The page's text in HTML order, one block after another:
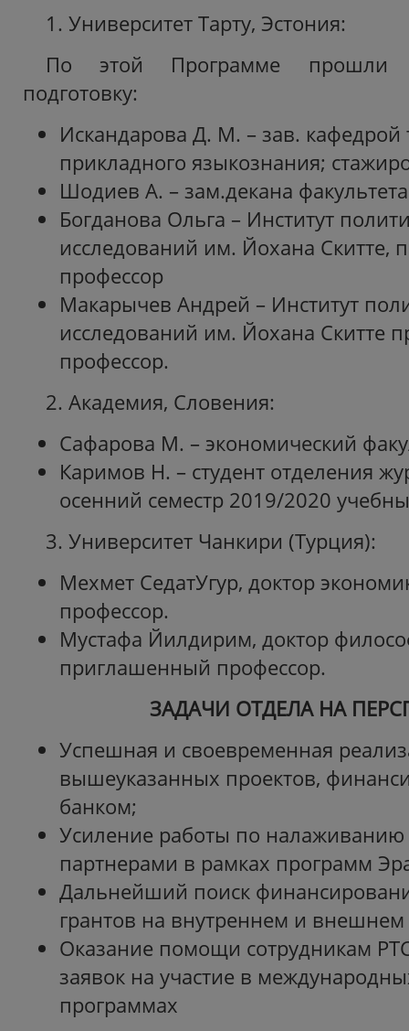
1. Университет Тарту, Эстония:
По этой Программе прошли
подготовку:
Искандарова Д. М. – зав. кафедрой
прикладного языкознания;
Шодиев А. – зам.декана
Богданова Ольга – Институт
исследований им. Йохана Скитте,
профессор
Макарычев Андрей – Институт
исследований им. Йохана Скитте
профессор.
2. Академия, Словения:
Сафарова М. – экономический
Каримов Н. – студент отделения
осенний семестр 2019/2020
3. Университет Чанкири (Турция):
Мехмет СедатУгур, доктор
профессор.
Мустафа Йилдирим, доктор
приглашенный профессор.
ЗАДАЧИ ОТДЕЛА НА
Успешная и своевременная
вышеуказанных проектов,
банком;
Усиление работы по налаживанию
партнерами в рамках программ
Дальнейший поиск
грантов на внутреннем и внешнем
Оказание помощи сотрудникам
заявок на участие в
программах